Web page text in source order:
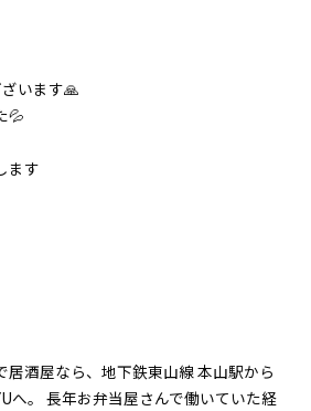
います🙏
💦
ます
居酒屋なら、地下鉄東山線 本山駅から
へ。 長年お弁当屋さんで働いていた経